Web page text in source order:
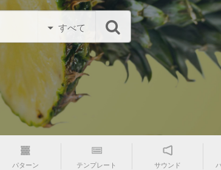
すべて
パターン テンプレート サウンド